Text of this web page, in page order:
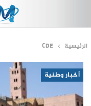
الرئيسية CDE
أخبار وطنية